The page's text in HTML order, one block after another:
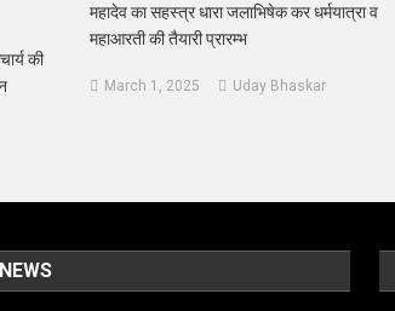
की
महादेव का सहस्त्र धारा जलाभिषेक कर धर्मयात्रा व
महाआरती की तैयारी प्रारम्भ
March 1, 2025 Uday Bhaskar